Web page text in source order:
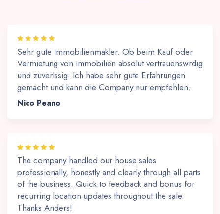
Sehr gute Immobilienmakler. Ob beim Kauf oder
Vermietung von Immobilien absolut vertrauenswrdig
und zuverlssig. Ich habe sehr gute Erfahrungen
gemacht und kann die Company nur empfehlen.
Nico Peano
The company handled our house sales
professionally, honestly and clearly through all parts
of the business. Quick to feedback and bonus for
recurring location updates throughout the sale.
Thanks Anders!